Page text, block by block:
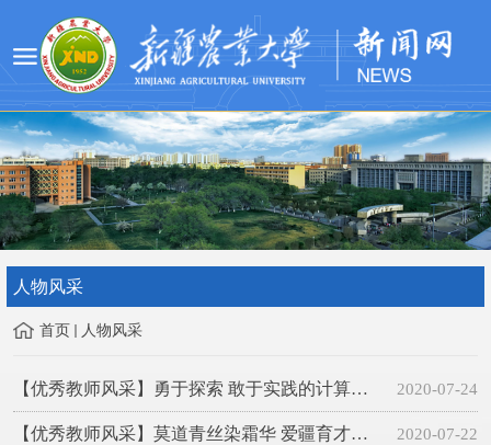
人物风采
首页 人物风采
【优秀教师风采】勇于探索 敢于实践的计算机“码农”——记新疆农业大学计算机与信息工程学院副教授董峦 2020-07-24
【优秀教师风采】莫道青丝染霜华 爱疆育才无停歇——记新疆农业大学水利与土木工程学院教授、博士生导师周金龙 2020-07-22